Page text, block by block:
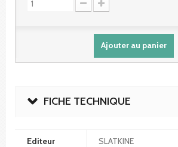
Ajouter au panier
FICHE TECHNIQUE
Editeur SLATKINE